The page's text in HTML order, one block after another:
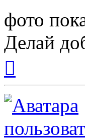
фото
Делай
началу